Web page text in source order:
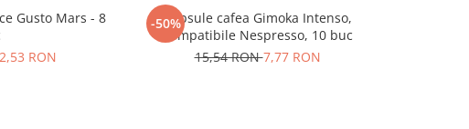
Gusto Mars - 8
RON
-50%
Capsule cafea Gimoka Intenso,
Compatibile Nespresso, 10 buc
15,54 RON7,77 RON